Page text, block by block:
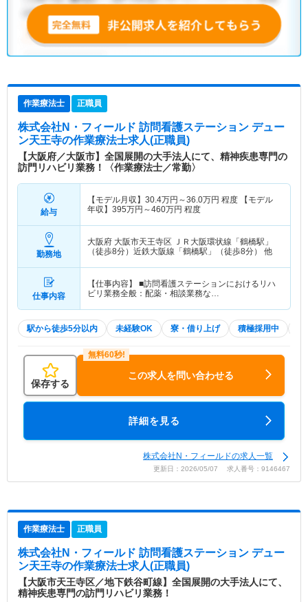
作業療法士 正職員
株式会社N・フィールド 訪問看護ステーション デュー
ン天王寺の作業療法士求人(正職員)
【大阪府／大阪市】全国展開の大手法人にて、精神疾患専門の
訪門リハビリ業務！〈作業療法士／常勤〉
給与
【モデル月収】 30.4万円～36.0万円 程度 【モデル
年収】 395万円～460万円 程度
勤務地
大阪府 大阪市天王寺区 ＪＲ大阪環状線「鶴橋駅」
（徒歩8分）近鉄大阪線「鶴橋駅」（徒歩8分） 他
仕事内容
【仕事内容】 ■訪問看護ステーションにおけるリハ
ビリ業務全般：配薬・相談業務な…
駅から徒歩5分以内 未経験OK 寮・借り上げ 積極採用中
保存する
この求人を問い合わせる
詳細を見る
株式会社N・フィールドの求人一覧
更新日：2026/05/07 求人番号：9146467
作業療法士 正職員
株式会社N・フィールド 訪問看護ステーション デュー
ン天王寺の作業療法士求人(正職員)
【大阪市天王寺区／地下鉄谷町線】全国展開の大手法人にて、
精神疾患専門の訪門リハビリ業務！